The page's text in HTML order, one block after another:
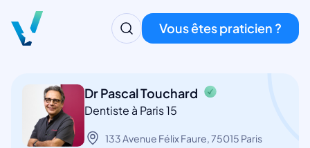
Vous êtes praticien ?
Dr Pascal Touchard
Dentiste à Paris 15
133 Avenue Félix Faure, 75015 Paris